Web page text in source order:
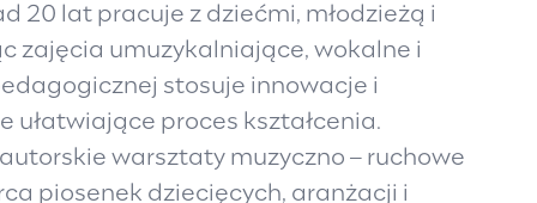
20 lat pracuje z dziećmi, młodzieżą i
zajęcia umuzykalniające, wokalne i
stosuje innowacje i
ułatwiające proces kształcenia.
warsztaty muzyczno – ruchowe
piosenek dziecięcych, aranżacji i